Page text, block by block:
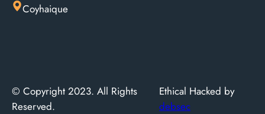
Coyhaique
© Copyright 2023. All Rights
Reserved.
Ethical Hacked by
debsec